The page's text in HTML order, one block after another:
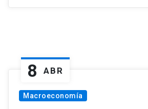
8 ABR
Macroeconomía